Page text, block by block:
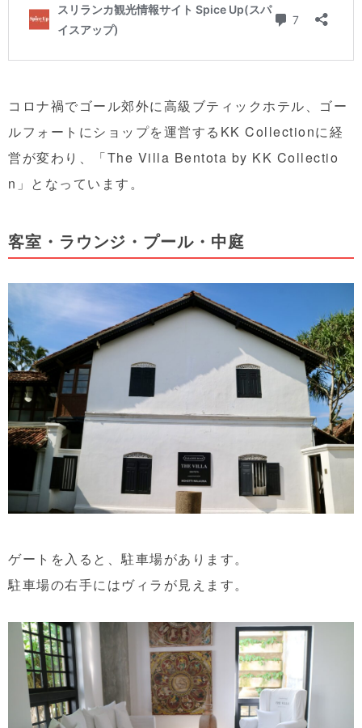
コロナ禍でゴール郊外に高級ブティックホテル、ゴー
ルフォートにショップを運営するKK Collectionに経
営が変わり、「The Villa Bentota by KK Collectio
n」となっています。
客室・ラウンジ・プール・中庭
ゲートを入ると、駐車場があります。
駐車場の右手にはヴィラが見えます。